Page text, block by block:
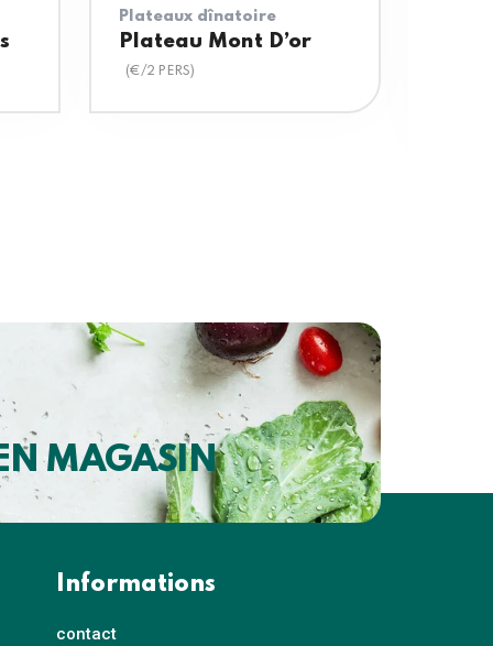
Plateaux dînatoire
Plateau Mont D’or
(€/2 PERS)
MAGASIN
Informations
contact